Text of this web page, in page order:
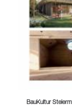
BauKultur